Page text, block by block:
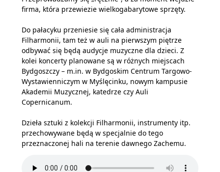
firma, która przewiezie wielkogabarytowe sprzęty.
Do pałacyku przeniesie się cała administracja
Filharmonii, tam też w auli na pierwszym piętrze
odbywać się będą audycje muzyczne dla dzieci. Z
kolei koncerty planowane są w różnych miejscach
Bydgoszczy – m.in. w Bydgoskim Centrum Targowo-
Wystawienniczym w Myślęcinku, nowym kampusie
Akademii Muzycznej, katedrze czy Auli
Copernicanum.
Dzieła sztuki z kolekcji Filharmonii, instrumenty itp.
przechowywane będą w specjalnie do tego
przeznaczonej hali na terenie dawnego Zachemu.